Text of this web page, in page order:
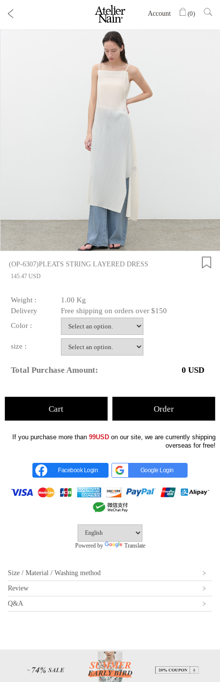
Account (0)
(OP-6307)PLEATS STRING LAYERED DRESS
145.47 USD
Weight :
1.00 Kg
Delivery
Free shipping on orders over $150
Color :
size :
Total Purchase Amount: 0 USD
Cart Order
If you purchase more than99USD on our site, we are currently shipping
overseas for free!
Facebook Login Google Login
Powered by Translate
Size / Material / Washing method
Review
Q&A